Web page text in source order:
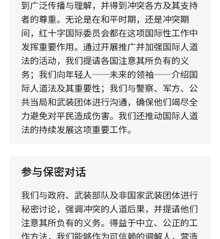
到广泛传播与理解，并得到冲突各方及其支持
者的尊重。无论是在和平时期，还是冲突期
间，红十字国际委员会都在这项国际性工作中
发挥重要作用。通过开展推广并加强国际人道
法的活动，我们提请各国注意其所负有的义
务；我们向年轻人——未来的领袖——介绍国
际人道法及其重要性；我们与警察、军方、公
共当局和武装团体进行沟通，确保他们竭尽全
力避免对平民造成伤害。我们还推动国际人道
法的持续发展这项重要工作。
参与保密对话
我们与政府、武装部队及非国家武装团体进行
秘密讨论，强调冲突的人道后果，并提请他们
注意其所负有的义务。得益于中立、公正的工
作方法，我们能够作为可信赖的调解人，营造